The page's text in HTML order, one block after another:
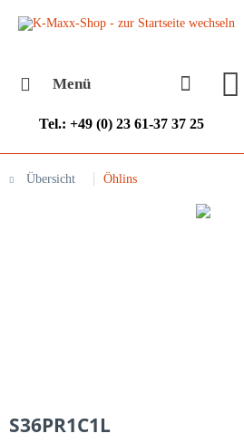
Tel.: +49 (0) 23 61-37 37 25
Menü
Übersicht Öhlins
S36PR1C1L